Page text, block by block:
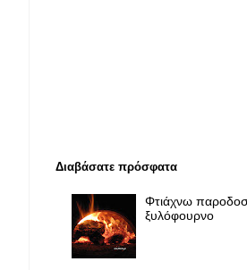
Διαβάσατε πρόσφατα
Φτιάχνω
ξυλόφουρνο